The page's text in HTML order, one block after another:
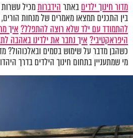
מדור חינוך ילדיםבאתרהידברותמכיל
בין התכנים תמצאו מאמרים של מנחות
להתמודד עם ילד שלא רוצה להתפלל?איך
היפראקטיבי?איך נחבר את ילדינו באהבה
כשהבן מדבר על שימוש בסמים ובאלכוהול?
מי שמתעניין בתחום חינוך הילדים בדרך